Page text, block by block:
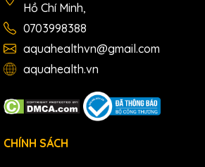
Hồ Chí Minh,
0703998388
aquahealthvn@gmail.com
aquahealth.vn
CHÍNH SÁCH